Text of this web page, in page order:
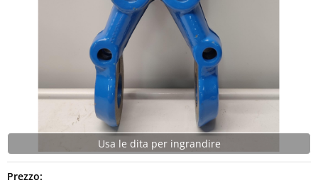
Usa le dita per ingrandire
Prezzo: